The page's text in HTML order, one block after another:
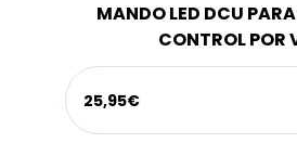
MANDO LED DCU
CONTROL POR
25,95€